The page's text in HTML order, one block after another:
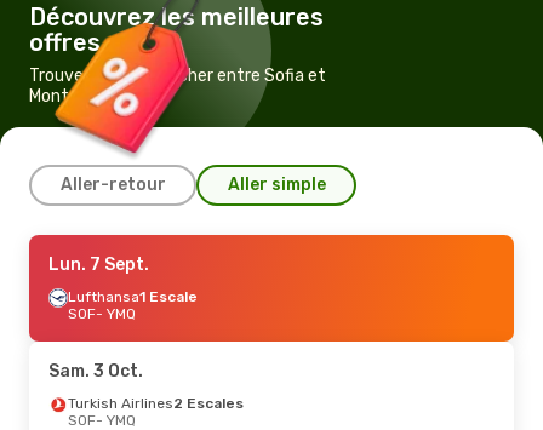
Découvrez les meilleures
offres
Trouvez un vol pas cher entre Sofia et
Montréal
Aller-retour Aller simple
Lun. 24 Août
Austrian Airlines1 Escale
SOF- YMQ
YMQ- SOF
Jeu. 17 Sept.- Dim. 20 Sept.
Lun. 7 Sept.
Lufthansa1 Escale
SOF- YMQ
Sam. 3 Oct.
Turkish Airlines2 Escales
SOF- YMQ